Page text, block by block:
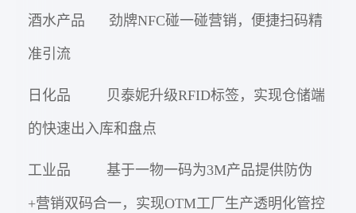
酒水产品 劲牌NFC碰一碰营销，便捷扫码精
准引流
日化品 贝泰妮升级RFID标签，实现仓储端
的快速出入库和盘点
工业品 基于一物一码为3M产品提供防伪
+营销双码合一，实现OTM工厂生产透明化管控